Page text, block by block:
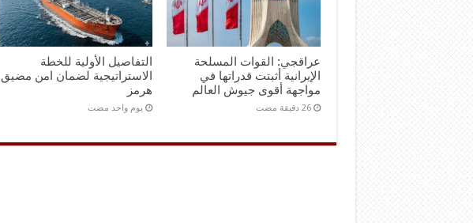
عراقجي: القوات المسلحة
الإيرانية أثبتت قدراتها في
مواجهة أقوى جيوش العالم
‏26 دقيقة مضت
التفاصيل الأولية للخطة
الاستراتيجية لضمان امن مضيق
هرمز
‏يوم واحد مضت